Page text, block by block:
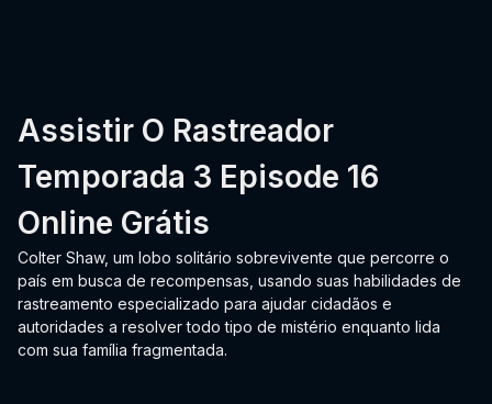
Assistir O Rastreador
Temporada 3 Episode 16
Online Grátis
Colter Shaw, um lobo solitário sobrevivente que percorre o
país em busca de recompensas, usando suas habilidades de
rastreamento especializado para ajudar cidadãos e
autoridades a resolver todo tipo de mistério enquanto lida
com sua família fragmentada.